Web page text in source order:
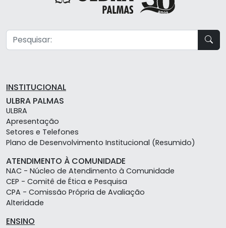
INSTITUCIONAL
ULBRA PALMAS
ULBRA
Apresentação
Setores e Telefones
Plano de Desenvolvimento Institucional (Resumido)
ATENDIMENTO À COMUNIDADE
NAC - Núcleo de Atendimento à Comunidade
CEP - Comitê de Ética e Pesquisa
CPA - Comissão Própria de Avaliação
Alteridade
ENSINO